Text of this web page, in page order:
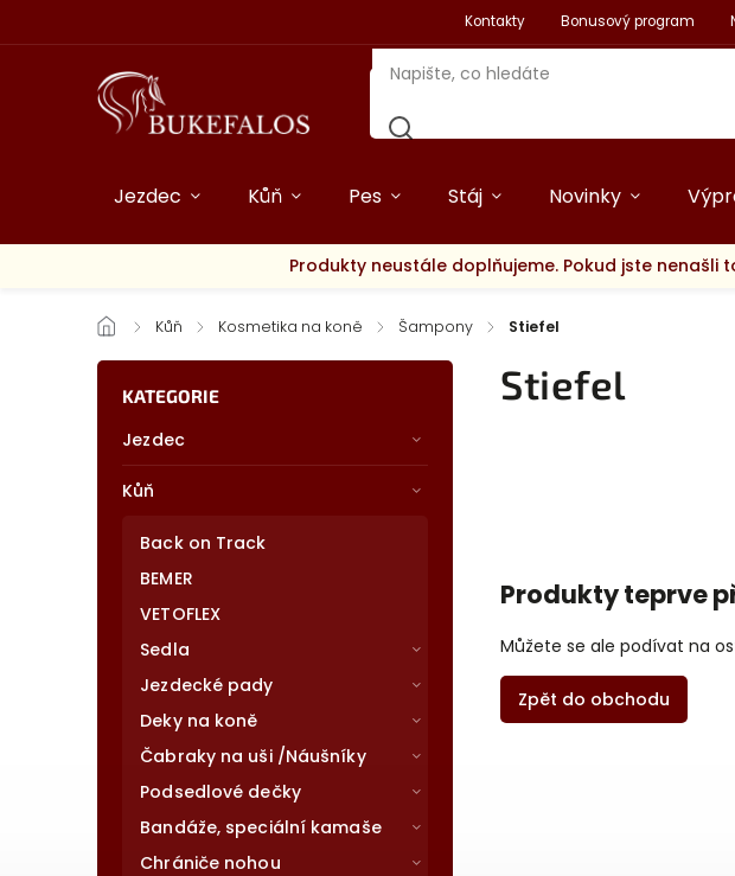
Kontakty Bonusový program
Jezdec Kůň Pes Stáj Novinky
Produkty neustále doplňujeme. Pokud jste
/ Kůň / Kosmetika na koně / Šampony / Stiefel
KATEGORIE
Jezdec
Kůň
Back on Track
BEMER
VETOFLEX
Sedla
Jezdecké pady
Deky na koně
Čabraky na uši /Náušníky
Podsedlové dečky
Bandáže, speciální kamaše
Chrániče nohou
Stiefel
Produkty teprve
Můžete se ale podívat na
Zpět do obchodu